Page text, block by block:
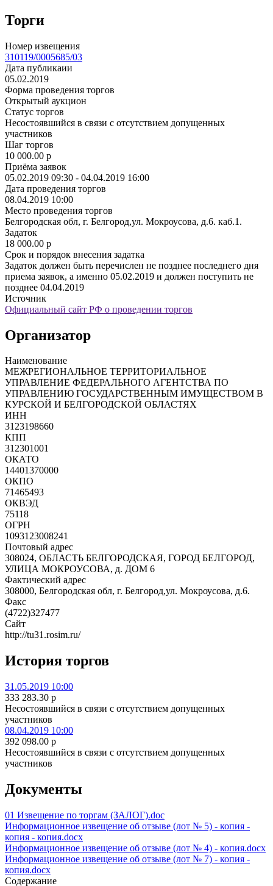
Торги
Номер извещения
310119/0005685/03
Дата публикаии
05.02.2019
Форма проведения торгов
Открытый аукцион
Статус торгов
Несостоявшийся в связи с отсутствием допущенных
участников
Шаг торгов
10 000.00 p
Приёма заявок
05.02.2019 09:30 - 04.04.2019 16:00
Дата проведения торгов
08.04.2019 10:00
Место проведения торгов
Белгородская обл, г. Белгород,ул. Мокроусова, д.6. каб.1.
Задаток
18 000.00 p
Срок и порядок внесения задатка
Задаток должен быть перечислен не позднее последнего дня
приема заявок, а именно 05.02.2019 и должен поступить не
позднее 04.04.2019
Источник
Официальный сайт РФ о проведении торгов
Организатор
Наименование
МЕЖРЕГИОНАЛЬНОЕ ТЕРРИТОРИАЛЬНОЕ
УПРАВЛЕНИЕ ФЕДЕРАЛЬНОГО АГЕНТСТВА ПО
УПРАВЛЕНИЮ ГОСУДАРСТВЕННЫМ ИМУЩЕСТВОМ В
КУРСКОЙ И БЕЛГОРОДСКОЙ ОБЛАСТЯХ
ИНН
3123198660
КПП
312301001
ОКАТО
14401370000
ОКПО
71465493
ОКВЭД
75118
ОГРН
1093123008241
Почтовый адрес
308024, ОБЛАСТЬ БЕЛГОРОДСКАЯ, ГОРОД БЕЛГОРОД,
УЛИЦА МОКРОУСОВА, д. ДОМ 6
Фактический адрес
308000, Белгородская обл, г. Белгород,ул. Мокроусова, д.6.
Факс
(4722)327477
Сайт
http://tu31.rosim.ru/
История торгов
31.05.2019 10:00
333 283.30 p
Несостоявшийся в связи с отсутствием допущенных
участников
08.04.2019 10:00
392 098.00 p
Несостоявшийся в связи с отсутствием допущенных
участников
Документы
01 Извещение по торгам (ЗАЛОГ).doc
Информационное извещение об отзыве (лот № 5) - копия -
копия - копия.docx
Информационное извещение об отзыве (лот № 4) - копия.docx
Информационное извещение об отзыве (лот № 7) - копия -
копия.docx
Содержание